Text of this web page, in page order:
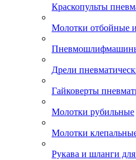
Краскопульты
Молотки отбойные
Дрели
Гайковерты
Молотки рубильные
Молотки
Рукава и шланги